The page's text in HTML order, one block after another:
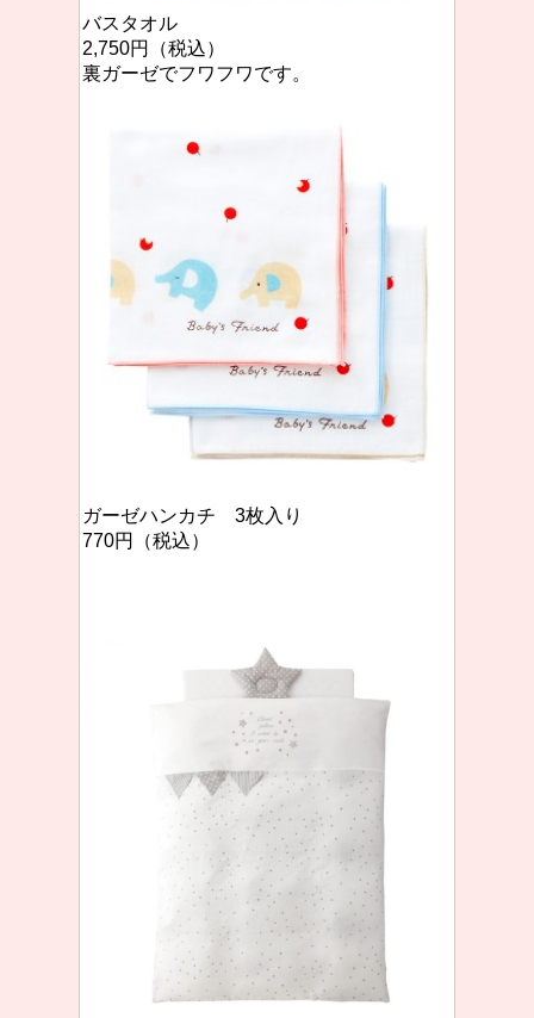
バスタオル
2,750円（税込）
裏ガーゼでフワフワです。
ガーゼハンカチ 3枚入り
770円（税込）